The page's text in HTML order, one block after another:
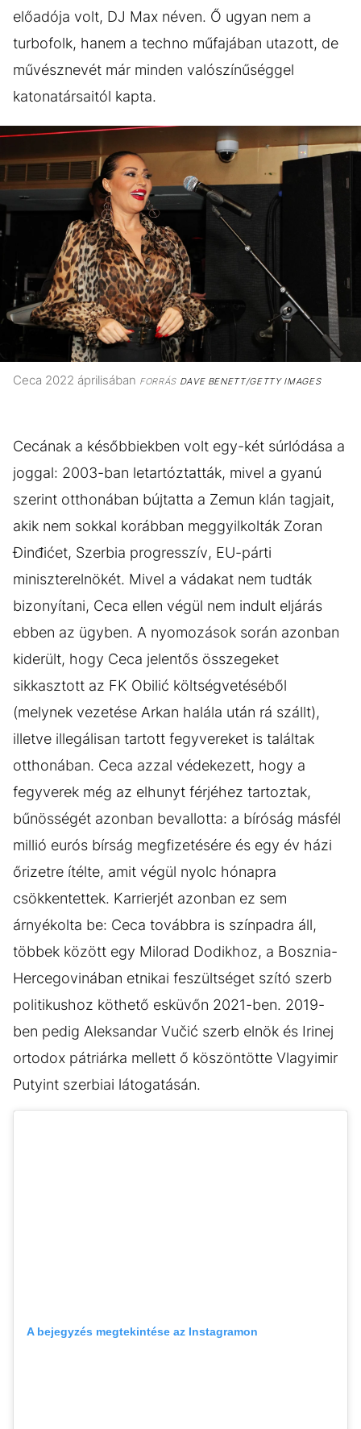
előadója volt, DJ Max néven. Ő ugyan nem a
turbofolk, hanem a techno műfajában utazott, de
művésznevét már minden valószínűséggel
katonatársaitól kapta.
Ceca 2022 áprilisában FORRÁSDAVE BENETT/GETTY IMAGES
Cecának a későbbiekben volt egy-két súrlódása a
joggal: 2003-ban letartóztatták, mivel a gyanú
szerint otthonában bújtatta a Zemun klán tagjait,
akik nem sokkal korábban meggyilkolták Zoran
Đinđićet, Szerbia progresszív, EU-párti
miniszterelnökét. Mivel a vádakat nem tudták
bizonyítani, Ceca ellen végül nem indult eljárás
ebben az ügyben. A nyomozások során azonban
kiderült, hogy Ceca jelentős összegeket
sikkasztott az FK Obilić költségvetéséből
(melynek vezetése Arkan halála után rá szállt),
illetve illegálisan tartott fegyvereket is találtak
otthonában. Ceca azzal védekezett, hogy a
fegyverek még az elhunyt férjéhez tartoztak,
bűnösségét azonban bevallotta: a bíróság másfél
millió eurós bírság megfizetésére és egy év házi
őrizetre ítélte, amit végül nyolc hónapra
csökkentettek. Karrierjét azonban ez sem
árnyékolta be: Ceca továbbra is színpadra áll,
többek között egy Milorad Dodikhoz, a Bosznia-
Hercegovinában etnikai feszültséget szító szerb
politikushoz köthető esküvőn 2021-ben. 2019-
ben pedig Aleksandar Vučić szerb elnök és Irinej
ortodox pátriárka mellett ő köszöntötte Vlagyimir
Putyint szerbiai látogatásán.
A bejegyzés megtekintése az Instagramon